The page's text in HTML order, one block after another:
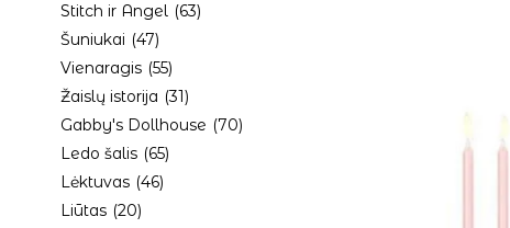
Stitch ir Angel (63)
Šuniukai (47)
Vienaragis (55)
Žaislų istorija (31)
Gabby's Dollhouse (70)
Ledo šalis (65)
Lėktuvas (46)
Liūtas (20)